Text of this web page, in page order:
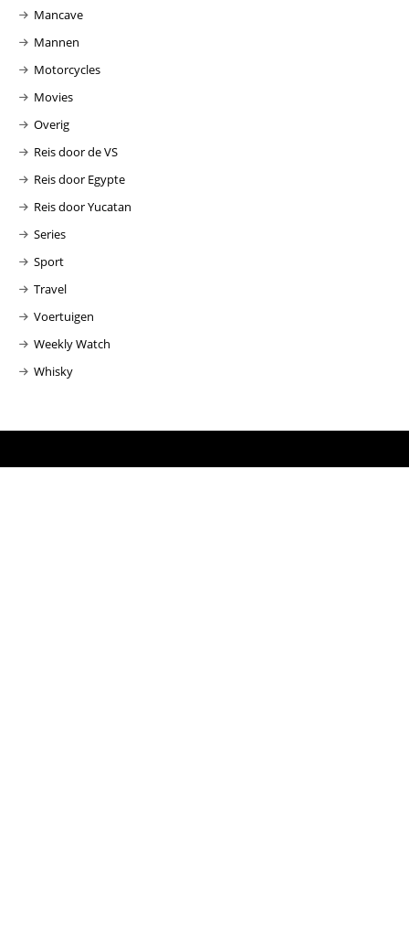
Mancave
Mannen
Motorcycles
Movies
Overig
Reis door de VS
Reis door Egypte
Reis door Yucatan
Series
Sport
Travel
Voertuigen
Weekly Watch
Whisky